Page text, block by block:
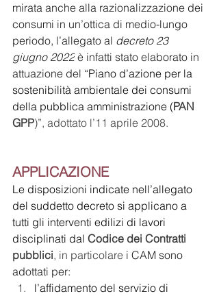
mirata anche alla razionalizzazione dei
consumi in un’ottica di medio-lungo
periodo, l’allegato al decreto 23
giugno 2022 è infatti stato elaborato in
attuazione del “Piano d’azione per la
sostenibilità ambientale dei consumi
della pubblica amministrazione (PAN
GPP)”, adottato l’11 aprile 2008.
APPLICAZIONE
Le disposizioni indicate nell’allegato
del suddetto decreto si applicano a
tutti gli interventi edilizi di lavori
disciplinati dal Codice dei Contratti
pubblici, in particolare i CAM sono
adottati per:
l’affidamento del servizio di